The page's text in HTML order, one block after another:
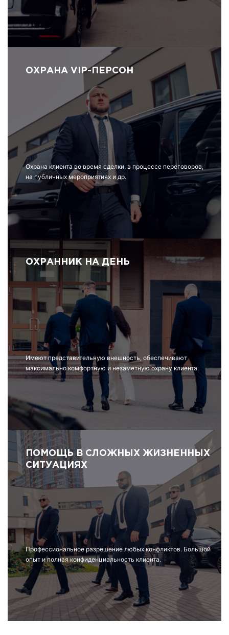
ОХРАНА VIP-ПЕРСОН
Охрана клиента во время сделки, в процессе переговоров,
на публичных мероприятиях и др.
ОХРАННИК НА ДЕНЬ
Имеют представительную внешность, обеспечивают
максимально комфортную и незаметную охрану клиента.
ПОМОЩЬ В СЛОЖНЫХ ЖИЗНЕННЫХ
СИТУАЦИЯХ
Профессиональное разрешение любых конфликтов. Большой
опыт и полная конфиденциальность клиента.